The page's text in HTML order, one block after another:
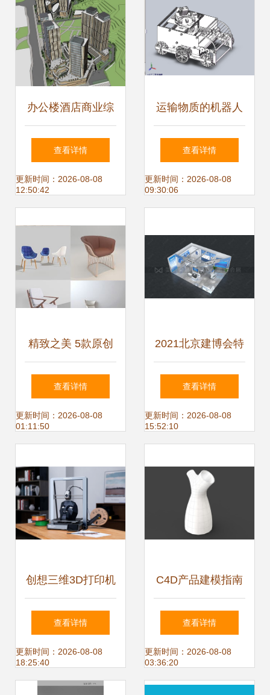
办公楼酒店商业综
合体建筑设计SU模
型 原创设计的核心
查看详情
更新时间：2026-08-08
12:50:42
运输物质的机器人
设计模型
查看详情
更新时间：2026-08-08
09:30:06
精致之美 5款原创
3ds Max沙发与椅
子设计模型赏析
查看详情
更新时间：2026-08-08
01:11:50
2021北京建博会特
装指定搭建商,设计
搭建展台提升品牌
查看详情
更新时间：2026-08-08
15:52:10
创想三维3D打印机
Ender-3 V3 Plus先
人一步上线京东 付
定金前50名返100
查看详情
更新时间：2026-08-08
18:25:40
C4D产品建模指南
艺术品级花瓶布线
建模技巧详解
查看详情
更新时间：2026-08-08
03:36:20